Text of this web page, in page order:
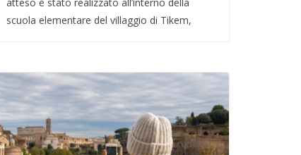
atteso è stato realizzato all’interno della
scuola elementare del villaggio di Tikem,